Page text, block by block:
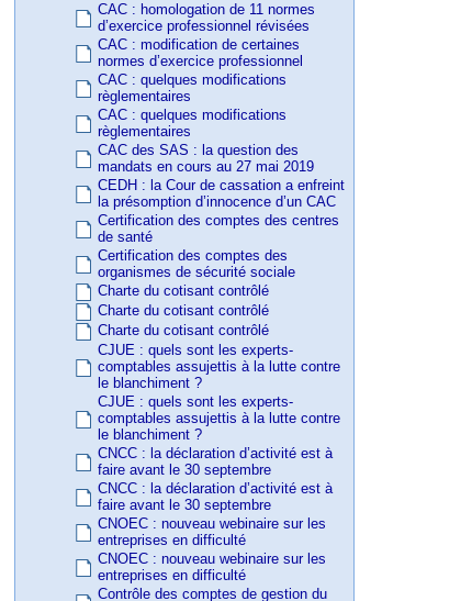
CAC : homologation de 11 normes
d’exercice professionnel révisées
CAC : modification de certaines
normes d’exercice professionnel
CAC : quelques modifications
règlementaires
CAC : quelques modifications
règlementaires
CAC des SAS : la question des
mandats en cours au 27 mai 2019
CEDH : la Cour de cassation a enfreint
la présomption d’innocence d’un CAC
Certification des comptes des centres
de santé
Certification des comptes des
organismes de sécurité sociale
Charte du cotisant contrôlé
Charte du cotisant contrôlé
Charte du cotisant contrôlé
CJUE : quels sont les experts-
comptables assujettis à la lutte contre
le blanchiment ?
CJUE : quels sont les experts-
comptables assujettis à la lutte contre
le blanchiment ?
CNCC : la déclaration d’activité est à
faire avant le 30 septembre
CNCC : la déclaration d’activité est à
faire avant le 30 septembre
CNOEC : nouveau webinaire sur les
entreprises en difficulté
CNOEC : nouveau webinaire sur les
entreprises en difficulté
Contrôle des comptes de gestion du